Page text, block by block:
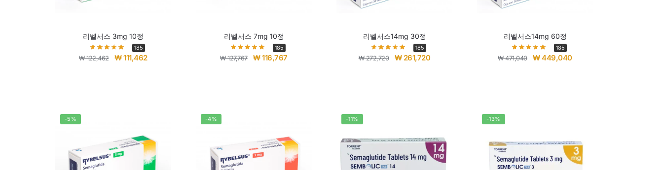
리벨서스 3mg 10정
185
₩122,462 ₩111,462
리벨서스 7mg 10정
185
₩127,767 ₩116,767
리벨서스14mg 30정
185
₩272,720 ₩261,720
리벨서스14mg 60정
185
₩471,040 ₩449,040
-5% -4% -11% -13%